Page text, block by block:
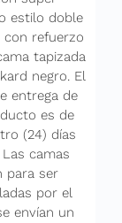
estilo doble
refuerzo
tapizada
negro. El
entrega de
es de
(24) días
Las camas
para ser
por el
envían un